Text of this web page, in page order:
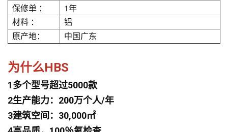
保修单 ：
1年
材料 ：
铝
原产地：
中国广东
为什么HBS
1多个型号超过5000款
2生产能力：200万个人/年
3建筑空间：30,000㎡